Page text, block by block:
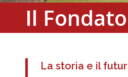
Il
La storia e il